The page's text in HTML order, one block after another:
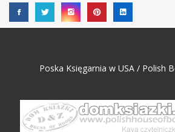
Poska Księgarnia w USA / Polish